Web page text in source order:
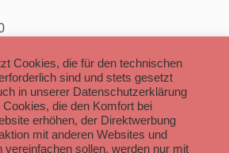
& 13:00 – 18:00
Cookies, die für den technischen
sind und stets gesetzt
in unserer Datenschutzerklärung
Cookies, die den Komfort bei
erhöhen, der Direktwerbung
mit anderen Websites und
vereinfachen sollen, werden nur mit